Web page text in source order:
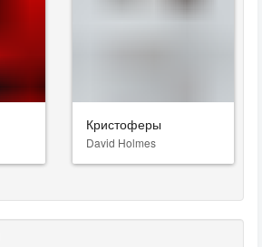
Кристоферы
David Holmes